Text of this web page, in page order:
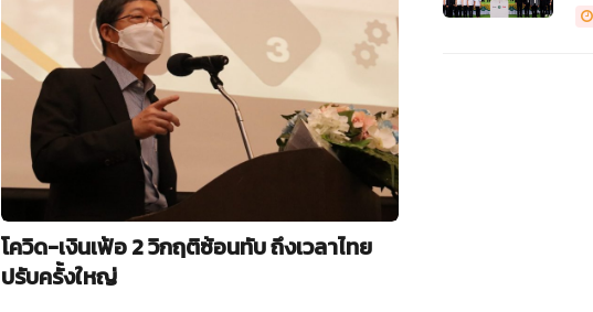
โควิด-เงินเฟ้อ 2 วิกฤติซ้อนทับ ถึงเวลาไทย
ปรับครั้งใหญ่